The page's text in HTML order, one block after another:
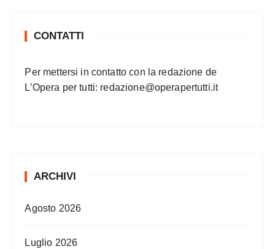
CONTATTI
Per mettersi in contatto con la redazione de
L’Opera per tutti: redazione@operapertutti.it
ARCHIVI
Agosto 2026
Luglio 2026